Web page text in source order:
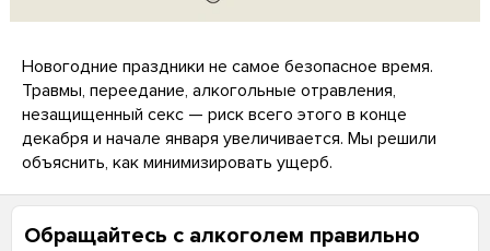
Новогодние праздники не самое безопасное время.
Травмы, переедание, алкогольные отравления,
незащищенный секс — риск всего этого в конце
декабря и начале января увеличивается. Мы решили
объяснить, как минимизировать ущерб.
Обращайтесь с алкоголем правильно